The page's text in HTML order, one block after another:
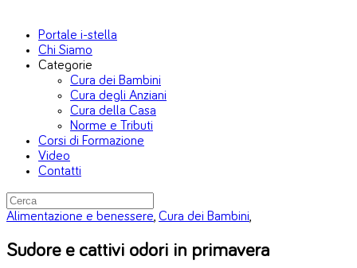
Portale i-stella
Chi Siamo
Categorie
Cura dei Bambini
Cura degli Anziani
Cura della Casa
Norme e Tributi
Corsi di Formazione
Video
Contatti
Alimentazione e benessere, Cura dei Bambini,
Sudore e cattivi odori in primavera